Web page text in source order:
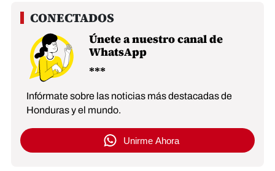
Únete a nuestro canal de
WhatsApp
Infórmate sobre las noticias más destacadas de
Honduras y el mundo.
Unirme Ahora